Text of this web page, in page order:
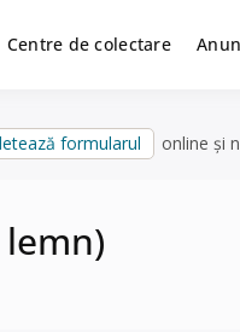
Centre de colectare
formularul online și